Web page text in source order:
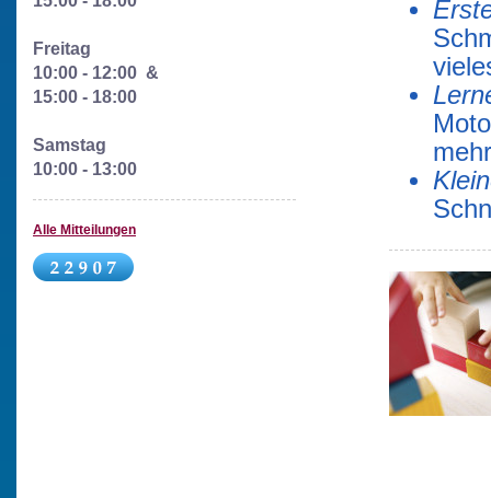
Freitag
10:00 - 12:00 &
15:00 - 18:00
Samstag
10:00 - 13:00
Alle Mitteilungen